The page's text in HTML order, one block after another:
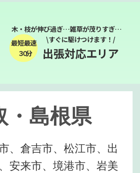
木・枝が伸び過ぎ…雑草が茂りすぎ…
最短最速
３０分
\すぐに駆けつけます！/
出張対応エリア
・島根県
、倉吉市、松江市、出
安来市、境港市、岩美